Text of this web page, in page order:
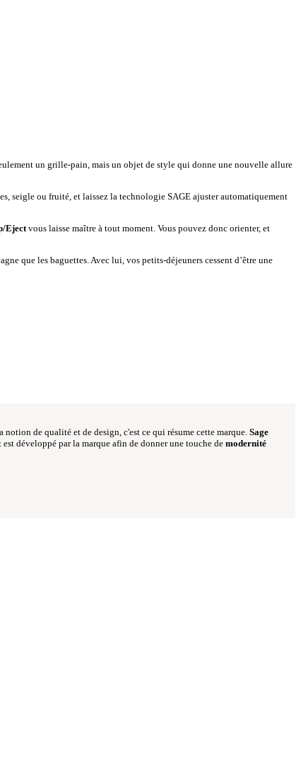
un grille-pain, mais un objet de style qui donne une nouvelle allure
seigle ou fruité, et laissez la technologie SAGE ajuster automatiquement
Ejectvous laisse maître à tout moment. Vous pouvez donc orienter, et
que les baguettes. Avec lui, vos petits-déjeuners cessent d’être une
notion de qualité et de design, c'est ce qui résume cette marque. Sage
développé par la marque afin de donner une touche de modernité